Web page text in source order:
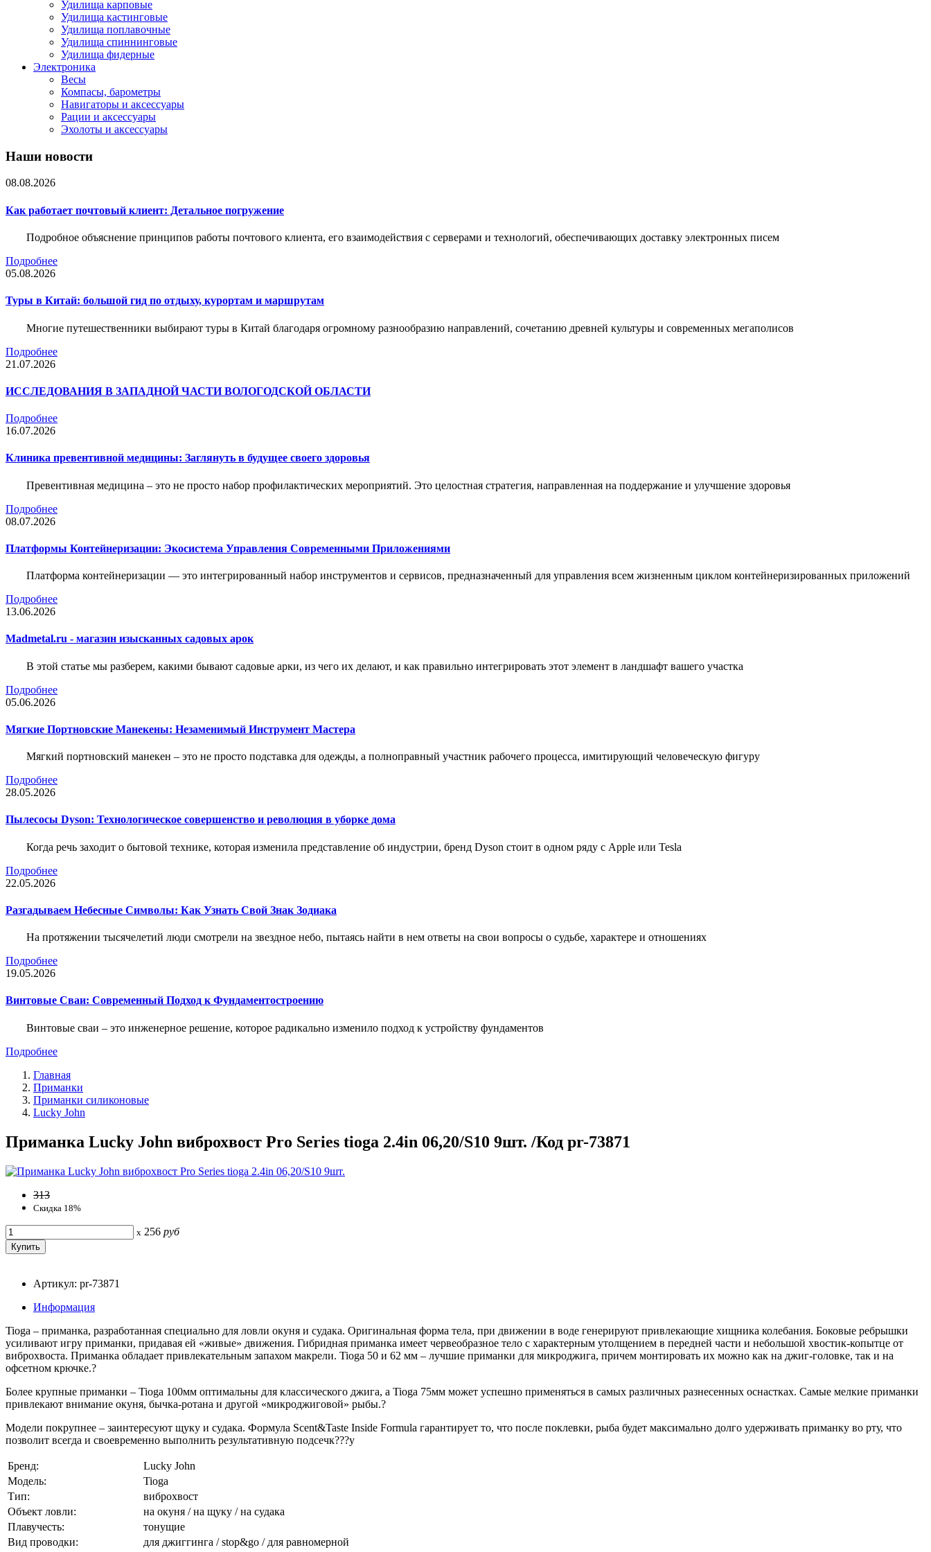
Удилища карповые
Удилища кастинговые
Удилища поплавочные
Удилища спиннинговые
Удилища фидерные
Электроника
Весы
Компасы, барометры
Навигаторы и аксессуары
Рации и аксессуары
Эхолоты и аксессуары
Наши новости
08.08.2026
Как работает почтовый клиент: Детальное погружение
Подробное объяснение принципов работы почтового клиента, его взаимодействия с серверами и технологий, обеспечивающих доставку электронных писем
Подробнее
05.08.2026
Туры в Китай: большой гид по отдыху, курортам и маршрутам
Многие путешественники выбирают туры в Китай благодаря огромному разнообразию направлений, сочетанию древней культуры и современных мегаполисов
Подробнее
21.07.2026
ИССЛЕДОВАНИЯ В ЗАПАДНОЙ ЧАСТИ ВОЛОГОДСКОЙ ОБЛАСТИ
Подробнее
16.07.2026
Клиника превентивной медицины: Заглянуть в будущее своего здоровья
Превентивная медицина – это не просто набор профилактических мероприятий. Это целостная стратегия, направленная на поддержание и улучшение здоровья
Подробнее
08.07.2026
Платформы Контейнеризации: Экосистема Управления Современными Приложениями
Платформа контейнеризации — это интегрированный набор инструментов и сервисов, предназначенный для управления всем жизненным циклом контейнеризированных приложений
Подробнее
13.06.2026
Madmetal.ru - магазин изысканных садовых арок
В этой статье мы разберем, какими бывают садовые арки, из чего их делают, и как правильно интегрировать этот элемент в ландшафт вашего участка
Подробнее
05.06.2026
Мягкие Портновские Манекены: Незаменимый Инструмент Мастера
Мягкий портновский манекен – это не просто подставка для одежды, а полноправный участник рабочего процесса, имитирующий человеческую фигуру
Подробнее
28.05.2026
Пылесосы Dyson: Технологическое совершенство и революция в уборке дома
Когда речь заходит о бытовой технике, которая изменила представление об индустрии, бренд Dyson стоит в одном ряду с Apple или Tesla
Подробнее
22.05.2026
Разгадываем Небесные Символы: Как Узнать Свой Знак Зодиака
На протяжении тысячелетий люди смотрели на звездное небо, пытаясь найти в нем ответы на свои вопросы о судьбе, характере и отношениях
Подробнее
19.05.2026
Винтовые Сваи: Современный Подход к Фундаментостроению
Винтовые сваи – это инженерное решение, которое радикально изменило подход к устройству фундаментов
Подробнее
Главная
Приманки
Приманки силиконовые
Lucky John
Приманка Lucky John виброхвост Pro Series tioga 2.4in 06,20/S10 9шт. /Код pr-73871
313
Скидка 18%
x 256 руб
Артикул: pr-73871
Информация
Tioga – приманка, разработанная специально для ловли окуня и судака. Оригинальная форма тела, при движении в воде генерируют привлекающие хищника колебания. Боковые ребрышки
усиливают игру приманки, придавая ей «живые» движения. Гибридная приманка имеет червеобразное тело с характерным утолщением в передней части и небольшой хвостик-копытце от
виброхвоста. Приманка обладает привлекательным запахом макрели. Tioga 50 и 62 мм – лучшие приманки для микроджига, причем монтировать их можно как на джиг-головке, так и на
офсетном крючке.?
Более крупные приманки – Tioga 100мм оптимальны для классического джига, а Tioga 75мм может успешно применяться в самых различных разнесенных оснастках. Самые мелкие приманки
привлекают внимание окуня, бычка-ротана и другой «микроджиговой» рыбы.?
Модели покрупнее – заинтересуют щуку и судака. Формула Scent&Taste Inside Formula гарантирует то, что после поклевки, рыба будет максимально долго удерживать приманку во рту, что
позволит всегда и своевременно выполнить результативную подсечк???у
Бренд:
Lucky John
Модель:
Tioga
Тип:
виброхвост
Объект ловли:
на окуня / на щуку / на судака
Плавучесть:
тонущие
Вид проводки:
для джиггинга / stop&go / для равномерной